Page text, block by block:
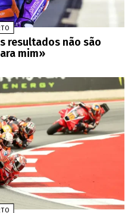
resultados não são
mim»